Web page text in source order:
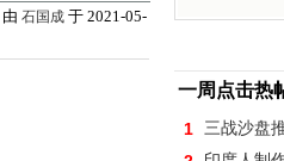
由 石国成 于 2021-05-
一周点击热
1 三战沙盘